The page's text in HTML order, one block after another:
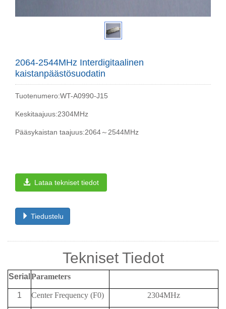
2064-2544MHz Interdigitaalinen
kaistanpäästösuodatin
Tuotenumero:WT-A0990-J15
Keskitaajuus:2304MHz
Pääsykaistan taajuus:2064～2544MHz
Lataa tekniset tiedot
Tiedustelu
Tekniset Tiedot
Serial Parameters
1 Center Frequency (F0) 2304MHz